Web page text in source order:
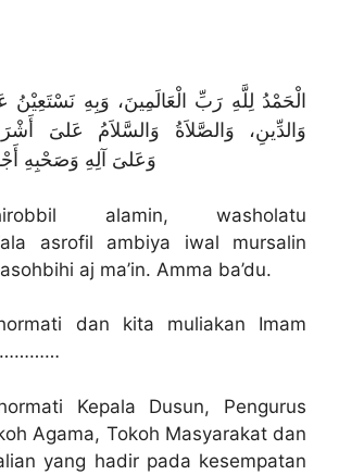
الْحَمْدُ لِلَّهِ رَبِّ الْعَالَمِينَ، وَبِهِ نَسْتَعِيْنُ
وَالدِّينِ، وَالصَّلاَةُ وَالسَّلاَمُ عَلىَ
وَعَلىَ آلِهِ وَصَحْبِهِ
alamin, washolatu
asrofil ambiya iwal mursalin
aj ma’in. Amma ba’du.
dan kita muliakan Imam
Kepala Dusun, Pengurus
Agama, Tokoh Masyarakat dan
yang hadir pada kesempatan